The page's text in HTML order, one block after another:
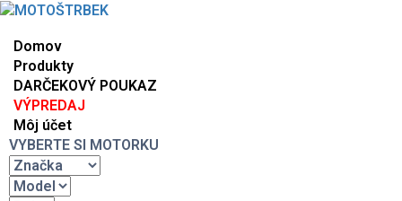
Domov
Produkty
DARČEKOVÝ POUKAZ
VÝPREDAJ
Môj účet
VYBERTE SI MOTORKU